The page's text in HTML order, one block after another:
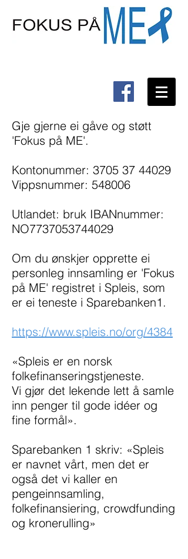
Gje gjerne ei gåve og støtt
'Fokus på ME'.
Kontonummer: 3705 37 44029
Vippsnummer: 548006
Utlandet: bruk IBANnummer:
NO7737053744029
Om du ønskjer opprette ei
personleg innsamling er 'Fokus
på ME' registret i Spleis, som
er ei teneste i Sparebanken1.
https://www.spleis.no/org/4384
«Spleis er en norsk
folkefinanseringstjeneste.
Vi gjør det lekende lett å samle
inn penger til gode idéer og
fine formål».
Sparebanken 1 skriv: «Spleis
er navnet vårt, men det er
også det vi kaller en
pengeinnsamling,
folkefinansiering, crowdfunding
og kronerulling»